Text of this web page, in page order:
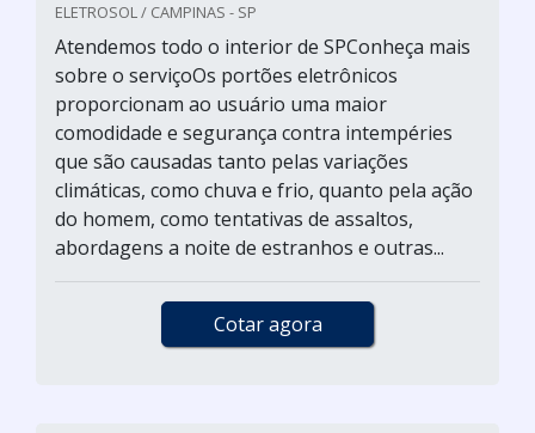
ELETROSOL / CAMPINAS - SP
Atendemos todo o interior de SPConheça mais
sobre o serviçoOs portões eletrônicos
proporcionam ao usuário uma maior
comodidade e segurança contra intempéries
que são causadas tanto pelas variações
climáticas, como chuva e frio, quanto pela ação
do homem, como tentativas de assaltos,
abordagens a noite de estranhos e outras...
Cotar agora